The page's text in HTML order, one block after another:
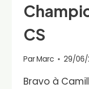
CS
ParMarc 29/06/
Bravo à